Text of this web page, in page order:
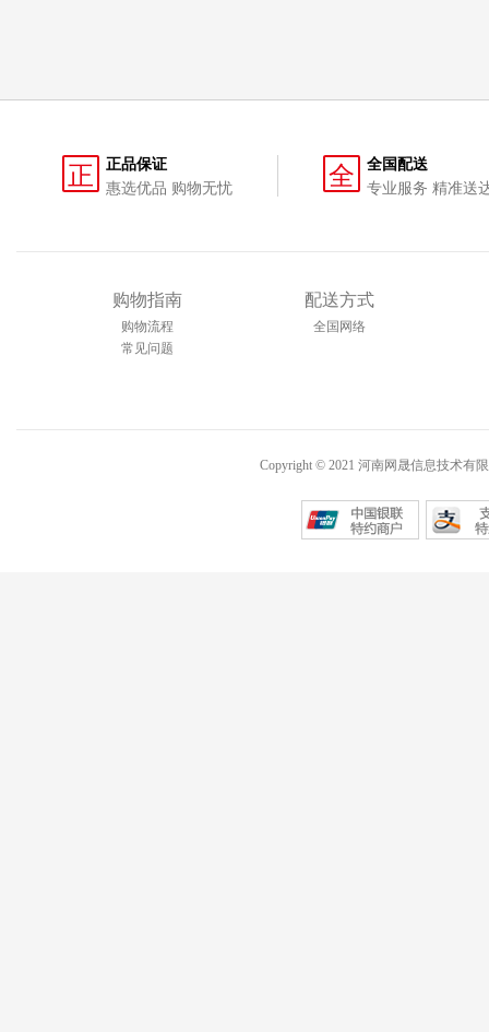
正
正品保证
惠选优品 购物无忧
全
全国配送
专业服务 精准送
购物指南
购物流程
常见问题
配送方式
全国网络
Copyright © 2021 河南网晟信息技术有